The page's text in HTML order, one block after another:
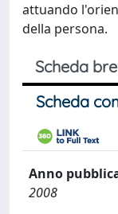
attuando
della persona.
Scheda
Scheda
Anno
2008